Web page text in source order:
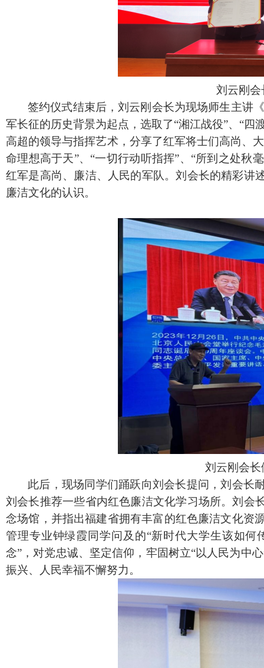
刘云刚会
签约仪式结束后，刘云刚会长为现场师生主讲
军长征的历史背景为起点，选取了“湘江战役”、“
高超的领导与指挥艺术，分享了红军将士们高尚、
命理想高于天”、“一切行动听指挥”、“所到之处秋
红军是高尚、廉洁、人民的军队。刘会长的精彩讲
廉洁文化的认识。
刘云刚会
此后，现场同学们踊跃向刘会长提问，刘会长
刘会长推荐一些省内红色廉洁文化学习场所。刘会
念场馆，并指出福建省拥有丰富的红色廉洁文化资
管理专业钟绿霞同学问及的“新时代大学生该如
念”，对党忠诚、坚定信仰，牢固树立“以人民为中
振兴、人民幸福不懈努力。